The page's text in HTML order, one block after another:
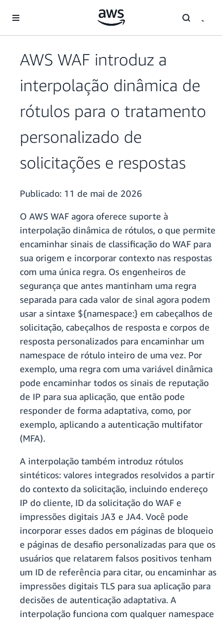
Pular para o conteúdo principal
AWS WAF introduz a
interpolação dinâmica de
rótulos para o tratamento
personalizado de
solicitações e respostas
Publicado: 11 de mai de 2026
O AWS WAF agora oferece suporte à
interpolação dinâmica de rótulos, o que permite
encaminhar sinais de classificação do WAF para
sua origem e incorporar contexto nas respostas
com uma única regra. Os engenheiros de
segurança que antes mantinham uma regra
separada para cada valor de sinal agora podem
usar a sintaxe ${namespace:} em cabeçalhos de
solicitação, cabeçalhos de resposta e corpos de
resposta personalizados para encaminhar um
namespace de rótulo inteiro de uma vez. Por
exemplo, uma regra com uma variável dinâmica
pode encaminhar todos os sinais de reputação
de IP para sua aplicação, que então pode
responder de forma adaptativa, como, por
exemplo, aplicando a autenticação multifator
(MFA).
A interpolação também introduz rótulos
sintéticos: valores integrados resolvidos a partir
do contexto da solicitação, incluindo endereço
IP do cliente, ID da solicitação do WAF e
impressões digitais JA3 e JA4. Você pode
incorporar esses dados em páginas de bloqueio
e páginas de desafio personalizadas para que os
usuários que relatarem falsos positivos tenham
um ID de referência para citar, ou encaminhar as
impressões digitais TLS para sua aplicação para
decisões de autenticação adaptativa. A
interpolação funciona com qualquer namespace